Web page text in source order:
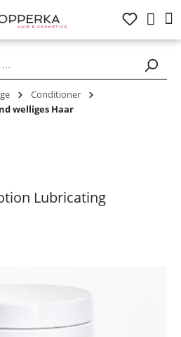
Conditioner
welliges Haar
Lubricating